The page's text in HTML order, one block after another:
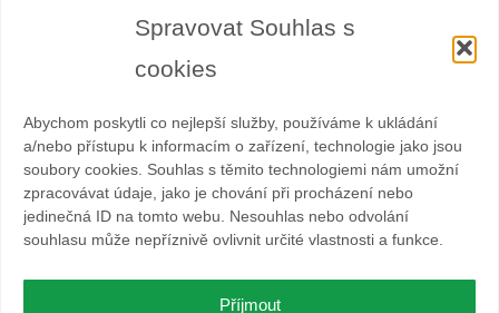
Spravovat Souhlas s
cookies
Abychom poskytli co nejlepší služby, používáme k ukládání
a/nebo přístupu k informacím o zařízení, technologie jako jsou
soubory cookies. Souhlas s těmito technologiemi nám umožní
zpracovávat údaje, jako je chování při procházení nebo
jedinečná ID na tomto webu. Nesouhlas nebo odvolání
souhlasu může nepříznivě ovlivnit určité vlastnosti a funkce.
Příjmout
Spolek BESKYDHOST je dobrovolný svazek fyzických a
právnických osob podnikajících v hostinské živnosti
a příbuzných oborech v oblasti cestovního ruchu. Místem
nad Ostravicí.